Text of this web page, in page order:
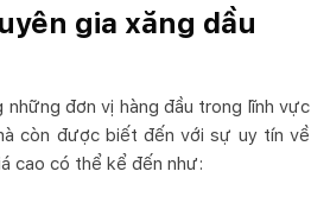
gia xăng dầu
đơn vị hàng đầu trong lĩnh vực
còn được biết đến với sự uy tín về
cao có thể kể đến như: